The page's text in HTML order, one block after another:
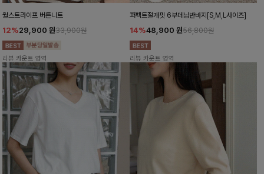
월스트라이프 버튼니트
12%29,900 원33,900원
리뷰 카운트 영역
퍼펙트절개핏 6부데님반바지[S,M,L사이즈]
14%48,900 원56,800원
리뷰 카운트 영역